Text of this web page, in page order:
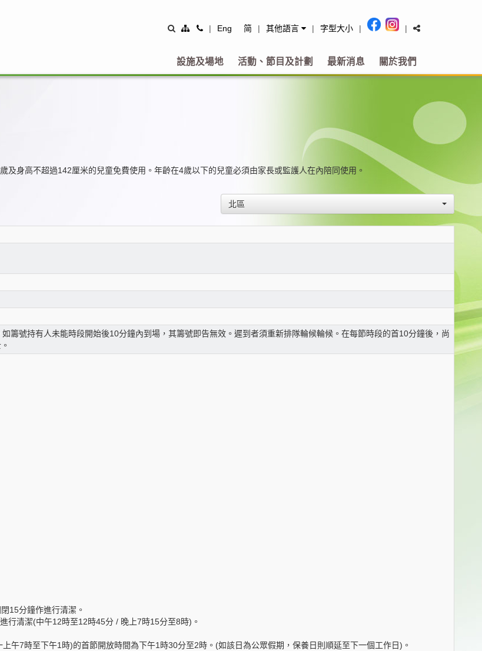
SiteContact
| Eng 简 | 其他語言 | 字型大小 | |
設施及場地 活動、節目及計劃 最新消息 關於我們
身高不超過142厘米的兒童免費使用。年齡在4歲以下的兒童必須由家長或監護人在內陪同使用。
北區
籌號持有人未能時段開始後10分鐘內到場，其籌號即告無效。遲到者須重新排隊輪候輪候。在每節時段的首10分鐘後，尚
15分鐘作進行清潔。
行清潔(中午12時至12時45分 / 晚上7時15分至8時)。
午7時至下午1時)的首節開放時間為下午1時30分至2時。(如該日為公眾假期，保養日則順延至下一個工作日)。